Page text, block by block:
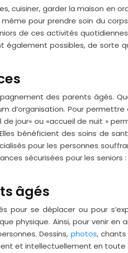
cuisiner, garder la maison en
pour prendre soin du
de ces activités
également possibles, de sorte
des parents âgés.
d’organisation. Pour
jour» ou «accueil de nuit »
bénéficient des soins de
pour les personnes
sécurisées pour les
âgés
se déplacer ou pour
physique. Ainsi, pour venir en
Dessins, photos,
et intellectuellement en